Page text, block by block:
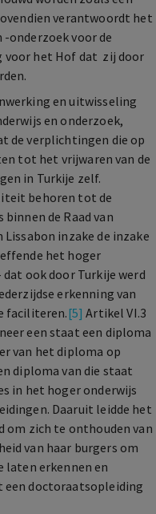
verantwoordt het
onderzoek voor de
het Hof dat zij door
en uitwisseling
en onderzoek,
de verplichtingen die op
tot het vrijwaren van de
in Turkije zelf.
behoren tot de
de Raad van
inzake de inzake
het hoger
dat ook door Turkije werd
erkenning van
faciliteren.[5] Artikel VI.3
een staat een diploma
van het diploma op
diploma van die staat
in het hoger onderwijs
Daaruit leidde het
om zich te onthouden van
van haar burgers om
laten erkennen en
doctoraatsopleiding